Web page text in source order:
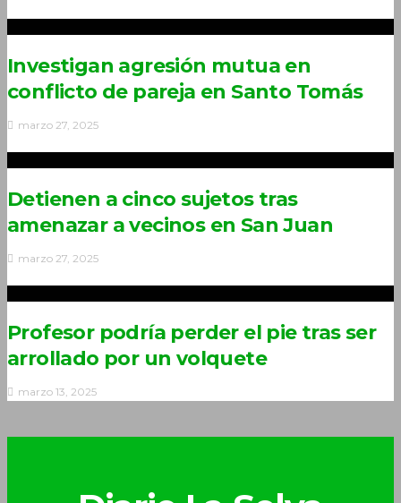
Investigan agresión mutua en
conflicto de pareja en Santo Tomás
marzo 27, 2025
Detienen a cinco sujetos tras
amenazar a vecinos en San Juan
marzo 27, 2025
Profesor podría perder el pie tras ser
arrollado por un volquete
marzo 13, 2025